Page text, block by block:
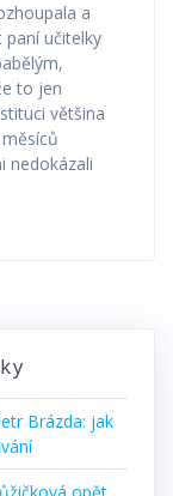
a
paní učitelky
to jen
většina
nedokázali
Brázda: jak